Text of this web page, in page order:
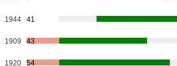
1944 41
1909 43
1920 54